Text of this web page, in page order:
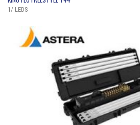
1/ LEDS